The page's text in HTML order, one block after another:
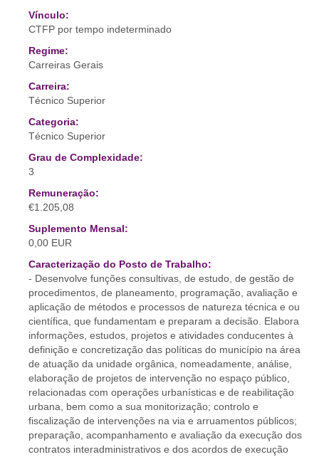
Vínculo:
CTFP por tempo indeterminado
Regime:
Carreiras Gerais
Carreira:
Técnico Superior
Categoria:
Técnico Superior
Grau de Complexidade:
3
Remuneração:
€1.205,08
Suplemento Mensal:
0,00 EUR
Caracterização do Posto de Trabalho:
- Desenvolve funções consultivas, de estudo, de gestão de
procedimentos, de planeamento, programação, avaliação e
aplicação de métodos e processos de natureza técnica e ou
científica, que fundamentam e preparam a decisão. Elabora
informações, estudos, projetos e atividades conducentes à
definição e concretização das políticas do município na área
de atuação da unidade orgânica, nomeadamente, análise,
elaboração de projetos de intervenção no espaço público,
relacionadas com operações urbanísticas e de reabilitação
urbana, bem como a sua monitorização; controlo e
fiscalização de intervenções na via e arruamentos públicos;
preparação, acompanhamento e avaliação da execução dos
contratos interadministrativos e dos acordos de execução